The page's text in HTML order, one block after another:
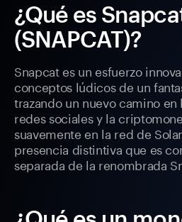
¿Qué es
(SNAPCAT)?
Snapcat es un esfuerzo
conceptos lúdicos de un
trazando un nuevo camino
redes sociales y la
suavemente en la red de
presencia distintiva que es
separada de la renombrada